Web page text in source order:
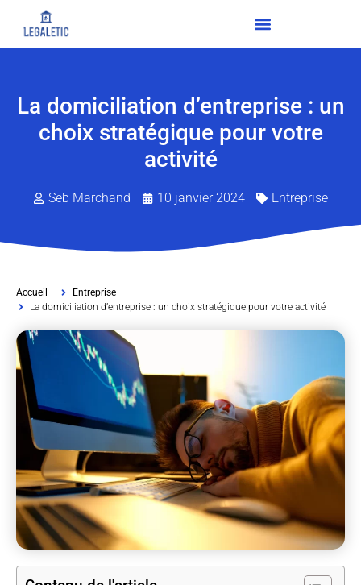
La domiciliation d’entreprise : un
choix stratégique pour votre
activité
Seb Marchand 10 janvier 2024 Entreprise
Accueil
Entreprise
La domiciliation d’entreprise : un choix stratégique pour votre activité